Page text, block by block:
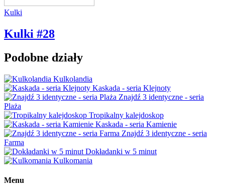
Kulki
Kulki #28
Podobne działy
Kulkolandia
Kaskada - seria Klejnoty
Znajdź 3 identyczne - seria
Plaża
Tropikalny kalejdoskop
Kaskada - seria Kamienie
Znajdź 3 identyczne - seria
Farma
Dokładanki w 5 minut
Kulkomania
Menu